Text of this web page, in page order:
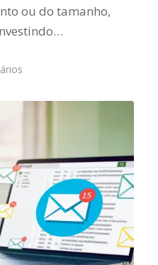
ou do tamanho,